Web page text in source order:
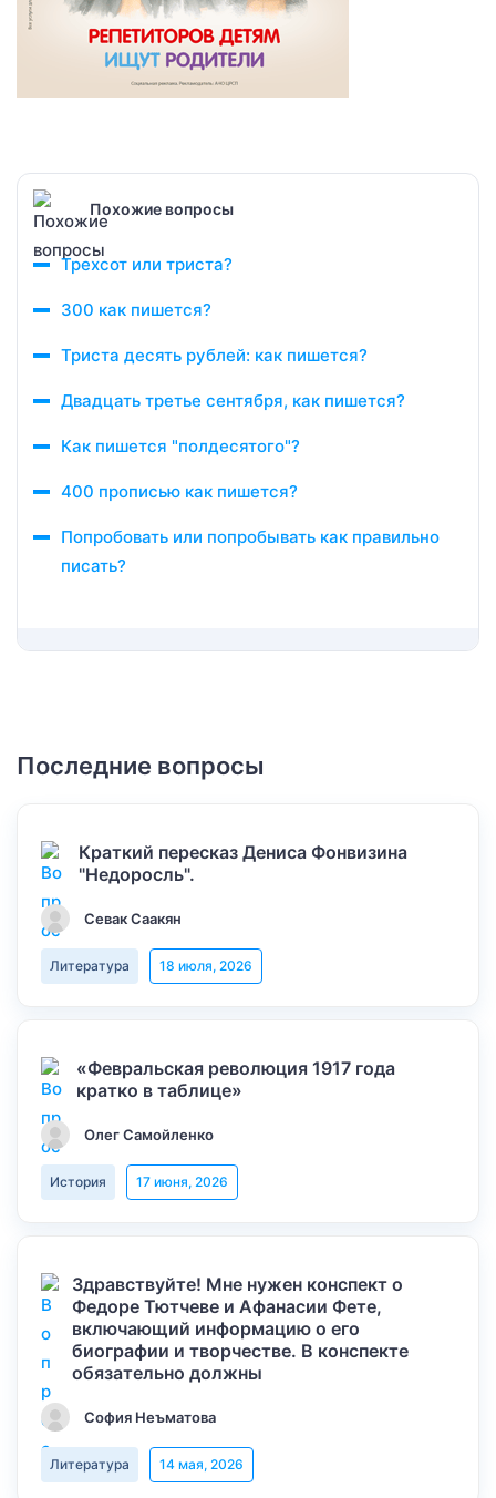
Похожие вопросы
Трехсот или триста?
300 как пишется?
Триста десять рублей: как пишется?
Двадцать третье сентября, как пишется?
Как пишется "полдесятого"?
400 прописью как пишется?
Попробовать или попробывать как правильно
писать?
Последние вопросы
Краткий пересказ Дениса Фонвизина
"Недоросль".
Севак Саакян
Литература 18 июля, 2026
«Февральская революция 1917 года
кратко в таблице»
Олег Самойленко
История 17 июня, 2026
Здравствуйте! Мне нужен конспект о
Федоре Тютчеве и Афанасии Фете,
включающий информацию о его
биографии и творчестве. В конспекте
обязательно должны
София Неъматова
Литература 14 мая, 2026